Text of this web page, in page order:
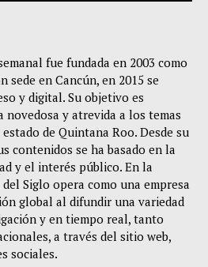
fue fundada en 2003 como
en Cancún, en 2015 se
y digital. Su objetivo es
novedosa y atrevida a los temas
de Quintana Roo. Desde su
contenidos se ha basado en la
y el interés público. En la
Siglo opera como una empresa
global al difundir una variedad
y en tiempo real, tanto
a través del sitio web,
sociales.